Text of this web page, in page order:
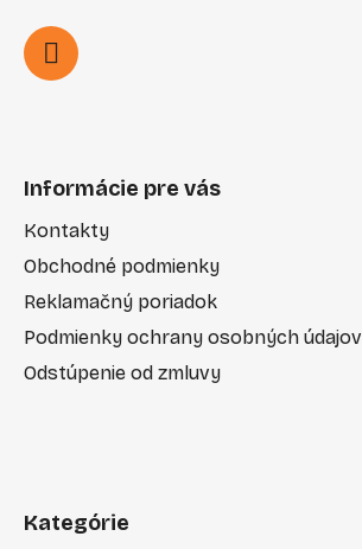
Informácie pre vás
Kontakty
Obchodné podmienky
Reklamačný poriadok
Podmienky ochrany osobných údajov
Odstúpenie od zmluvy
Kategórie